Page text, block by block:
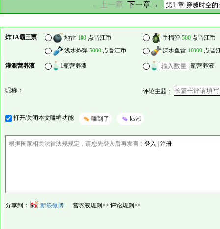
←上一章 下一章→
炸TA霸王票 地雷 100 点晋江币 手榴弹 500 点晋江币
浅水炸弹 5000 点晋江币 深水鱼雷 10000 点晋
灌溉营养液 1瓶营养液 瓶营养液
昵称： 评论主题：
打开/关闭本文嗑糖功能 嗑到了 kswl
根据国家相关法律法规规定，请您先登入后再发言！ 登入 | 注册
分享到： 新浪微博 营养液规则>> 评论规则>>